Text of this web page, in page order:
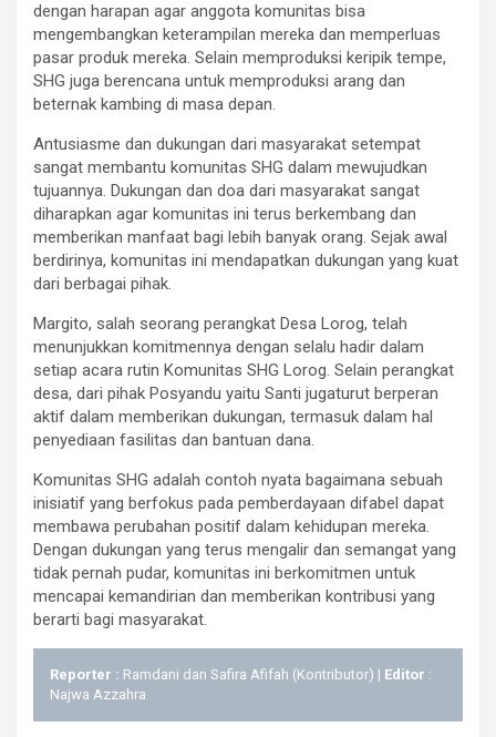
dengan harapan agar anggota komunitas bisa
mengembangkan keterampilan mereka dan memperluas
pasar produk mereka. Selain memproduksi keripik tempe,
SHG juga berencana untuk memproduksi arang dan
beternak kambing di masa depan.
Antusiasme dan dukungan dari masyarakat setempat
sangat membantu komunitas SHG dalam mewujudkan
tujuannya. Dukungan dan doa dari masyarakat sangat
diharapkan agar komunitas ini terus berkembang dan
memberikan manfaat bagi lebih banyak orang. Sejak awal
berdirinya, komunitas ini mendapatkan dukungan yang kuat
dari berbagai pihak.
Margito, salah seorang perangkat Desa Lorog, telah
menunjukkan komitmennya dengan selalu hadir dalam
setiap acara rutin Komunitas SHG Lorog. Selain perangkat
desa, dari pihak Posyandu yaitu Santi jugaturut berperan
aktif dalam memberikan dukungan, termasuk dalam hal
penyediaan fasilitas dan bantuan dana.
Komunitas SHG adalah contoh nyata bagaimana sebuah
inisiatif yang berfokus pada pemberdayaan difabel dapat
membawa perubahan positif dalam kehidupan mereka.
Dengan dukungan yang terus mengalir dan semangat yang
tidak pernah pudar, komunitas ini berkomitmen untuk
mencapai kemandirian dan memberikan kontribusi yang
berarti bagi masyarakat.
Reporter : Ramdani dan Safira Afifah (Kontributor) | Editor :
Najwa Azzahra